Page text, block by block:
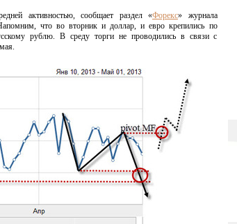
активностью, сообщает раздел «Форекс» журнала
что во вторник и доллар, и евро крепились по
рублю. В среду торги не проводились в связи с
1 мая.